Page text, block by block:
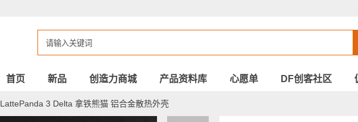
首页 新品 创造力商城 产品资料库 心愿单 DF创客社区
LattePanda 3 Delta 拿铁熊猫 铝合金散热外壳